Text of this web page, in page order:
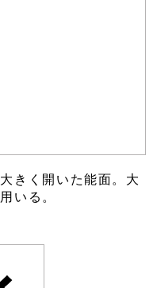
きく開いた能面。大
いる。